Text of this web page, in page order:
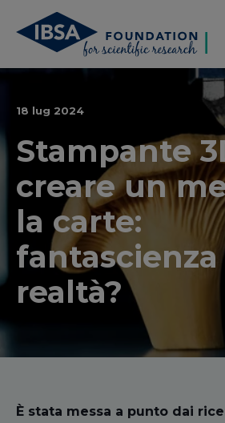
18 lug 2024
Stampante
creare un
la carte:
fantascienza
realtà?
È stata messa a punto dai